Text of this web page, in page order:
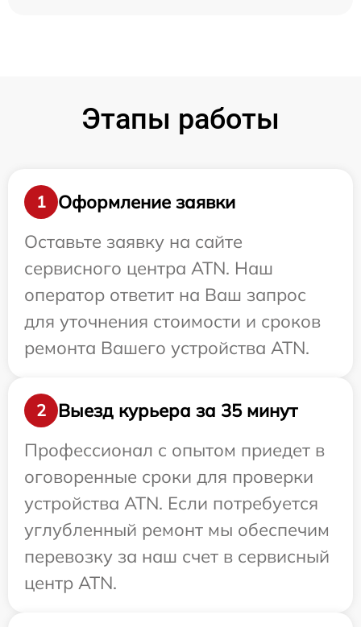
Этапы работы
1
Оформление заявки
Оставьте заявку на сайте
сервисного центра ATN. Наш
оператор ответит на Ваш запрос
для уточнения стоимости и сроков
ремонта Вашего устройства ATN.
2
Выезд курьера за 35 минут
Профессионал с опытом приедет в
оговоренные сроки для проверки
устройства ATN. Если потребуется
углубленный ремонт мы обеспечим
перевозку за наш счет в сервисный
центр ATN.